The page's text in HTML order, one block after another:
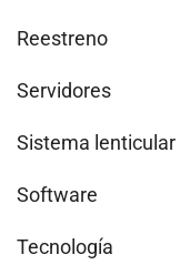
Reestreno
Servidores
Sistema lenticular
Software
Tecnología